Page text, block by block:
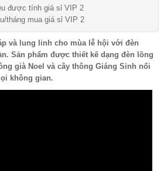
được tính giá sỉ VIP 2
tháng mua giá sỉ VIP 2
và lung linh cho mùa lễ hội với đèn
Sản phẩm được thiết kế dạng đèn lồng
già Noel và cây thông Giáng Sinh nổi
không gian.